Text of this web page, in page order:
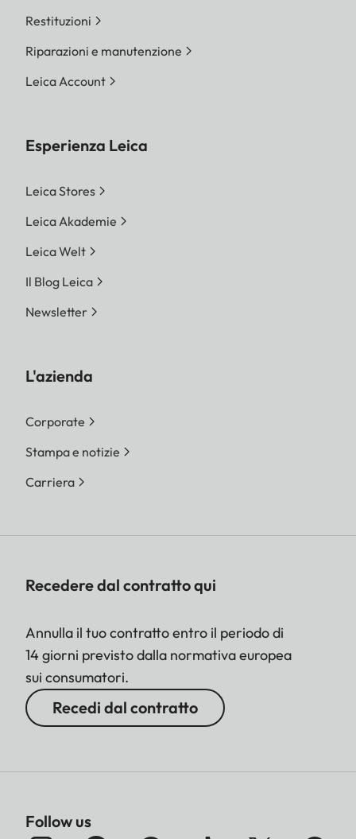
Restituzioni
Riparazioni e manutenzione
Leica Account
Esperienza Leica
Leica Stores
Leica Akademie
Leica Welt
Il Blog Leica
Newsletter
L'azienda
Corporate
Stampa e notizie
Carriera
Recedere dal contratto qui
Annulla il tuo contratto entro il periodo di
14 giorni previsto dalla normativa europea
sui consumatori.
Recedi dal contratto
Follow us